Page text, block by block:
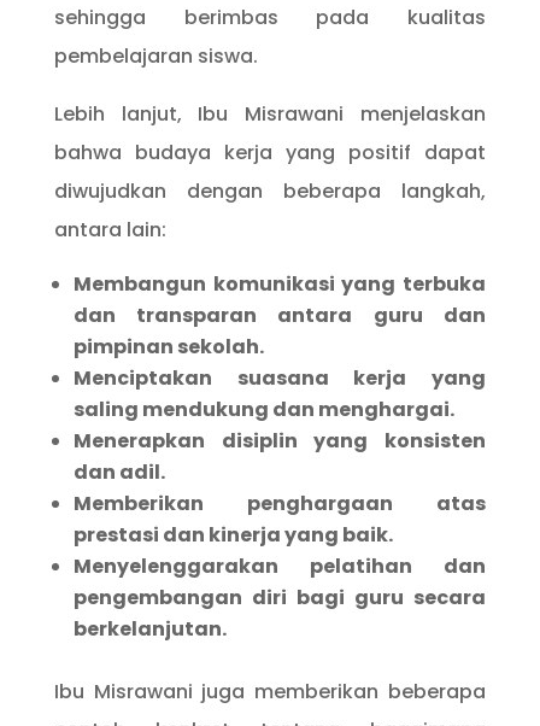
sehingga berimbas pada kualitas
pembelajaran siswa.
Lebih lanjut, Ibu Misrawani menjelaskan
bahwa budaya kerja yang positif dapat
diwujudkan dengan beberapa langkah,
antara lain:
Membangun komunikasi yang terbuka
dan transparan antara guru dan
pimpinan sekolah.
Menciptakan suasana kerja yang
saling mendukung dan menghargai.
Menerapkan disiplin yang konsisten
dan adil.
Memberikan penghargaan atas
prestasi dan kinerja yang baik.
Menyelenggarakan pelatihan dan
pengembangan diri bagi guru secara
berkelanjutan.
Ibu Misrawani juga memberikan beberapa